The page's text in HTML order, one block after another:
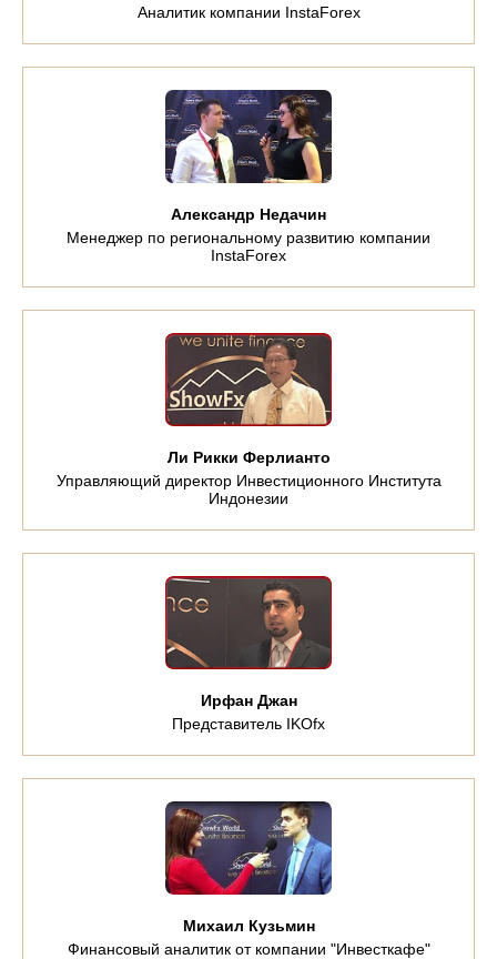
Аналитик компании InstaForex
Александр Недачин
Менеджер по региональному развитию компании
InstaForex
Ли Рикки Ферлианто
Управляющий директор Инвестиционного Института
Индонезии
Ирфан Джан
Представитель IKOfx
Михаил Кузьмин
Финансовый аналитик от компании "Инвесткафе"